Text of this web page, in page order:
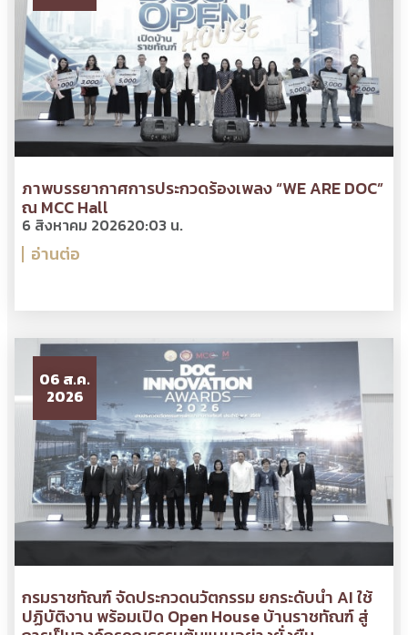
ภาพบรรยากาศการประกวดร้องเพลง “WE ARE DOC”
ณ MCC Hall
6 สิงหาคม 202620:03 น.
อ่านต่อ
06 ส.ค.
2026
กรมราชทัณฑ์ จัดประกวดนวัตกรรม ยกระดับนำ AI ใช้
ปฏิบัติงาน พร้อมเปิด Open House บ้านราชทัณฑ์ สู่